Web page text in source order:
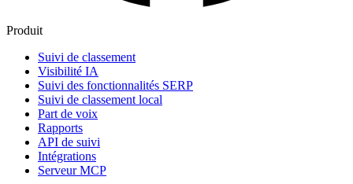
Produit
Suivi de classement
Visibilité IA
Suivi des fonctionnalités SERP
Suivi de classement local
Part de voix
Rapports
API de suivi
Intégrations
Serveur MCP